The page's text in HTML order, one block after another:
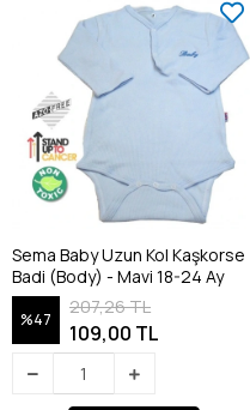
Sema Baby Uzun Kol Kaşkorse
Badi (Body) - Mavi 18-24 Ay
%47
207,26 TL
109,00 TL